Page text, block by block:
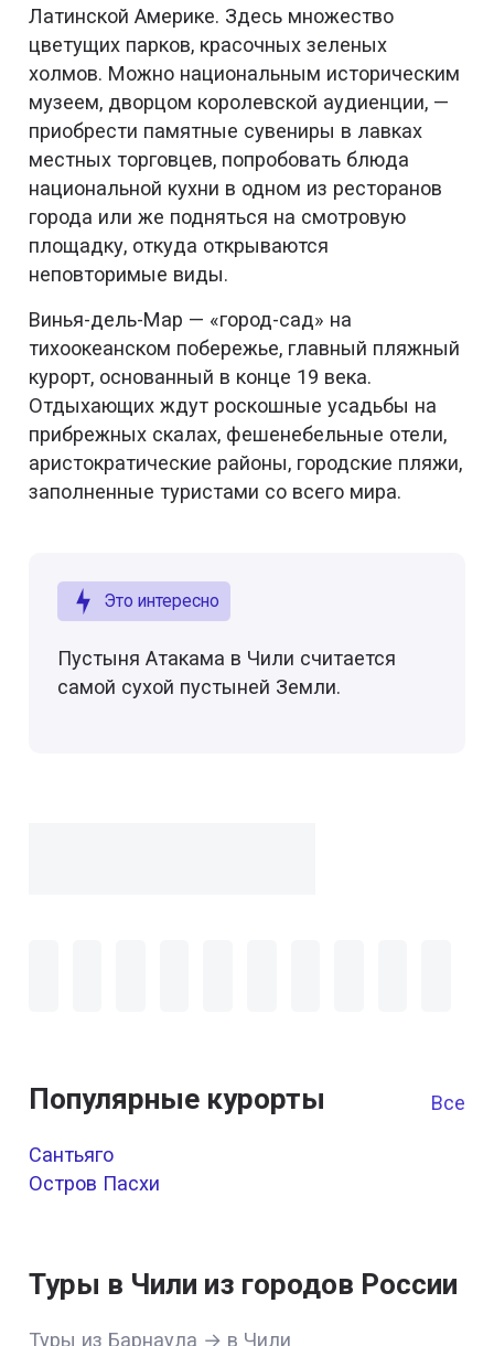
Латинской Америке. Здесь множество
цветущих парков, красочных зеленых
холмов. Можно национальным историческим
музеем, дворцом королевской аудиенции, —
приобрести памятные сувениры в лавках
местных торговцев, попробовать блюда
национальной кухни в одном из ресторанов
города или же подняться на смотровую
площадку, откуда открываются
неповторимые виды.
Винья-дель-Мар — «город-сад» на
тихоокеанском побережье, главный пляжный
курорт, основанный в конце 19 века.
Отдыхающих ждут роскошные усадьбы на
прибрежных скалах, фешенебельные отели,
аристократические районы, городские пляжи,
заполненные туристами со всего мира.
Это интересно
Пустыня Атакама в Чили считается
самой сухой пустыней Земли.
Популярные курорты Все
Сантьяго
Остров Пасхи
Туры в Чили из городов России
Туры из Барнаула → в Чили